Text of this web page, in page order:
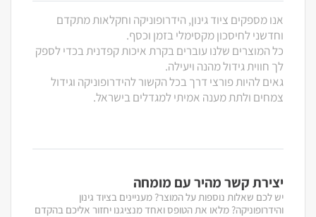
אנו מספקים ציוד גינון, הידרופוניקה וחקלאות מתקדם
וחדשני לחיסכון מקסימלי בזמן וכסף.
כל המוצרים שלנו עוברים בקרת איכות קפדנית בכדי לספק
לך חווית גידול מהנה ויעילה.
גאים להיות פורצי דרך בכל הקשור להידרופוניקה וגידול
צמחים ולתת מענה אמיתי למגדלים בישראל.
יצירת קשר מהיר עם מומחה
יש לכם שאלות נוספות על המוצר? מעניינים בציוד גינון
והידרופוניקה? מלאו את הטופס ואחד מנציגנו יחזור אליכם בהקדם